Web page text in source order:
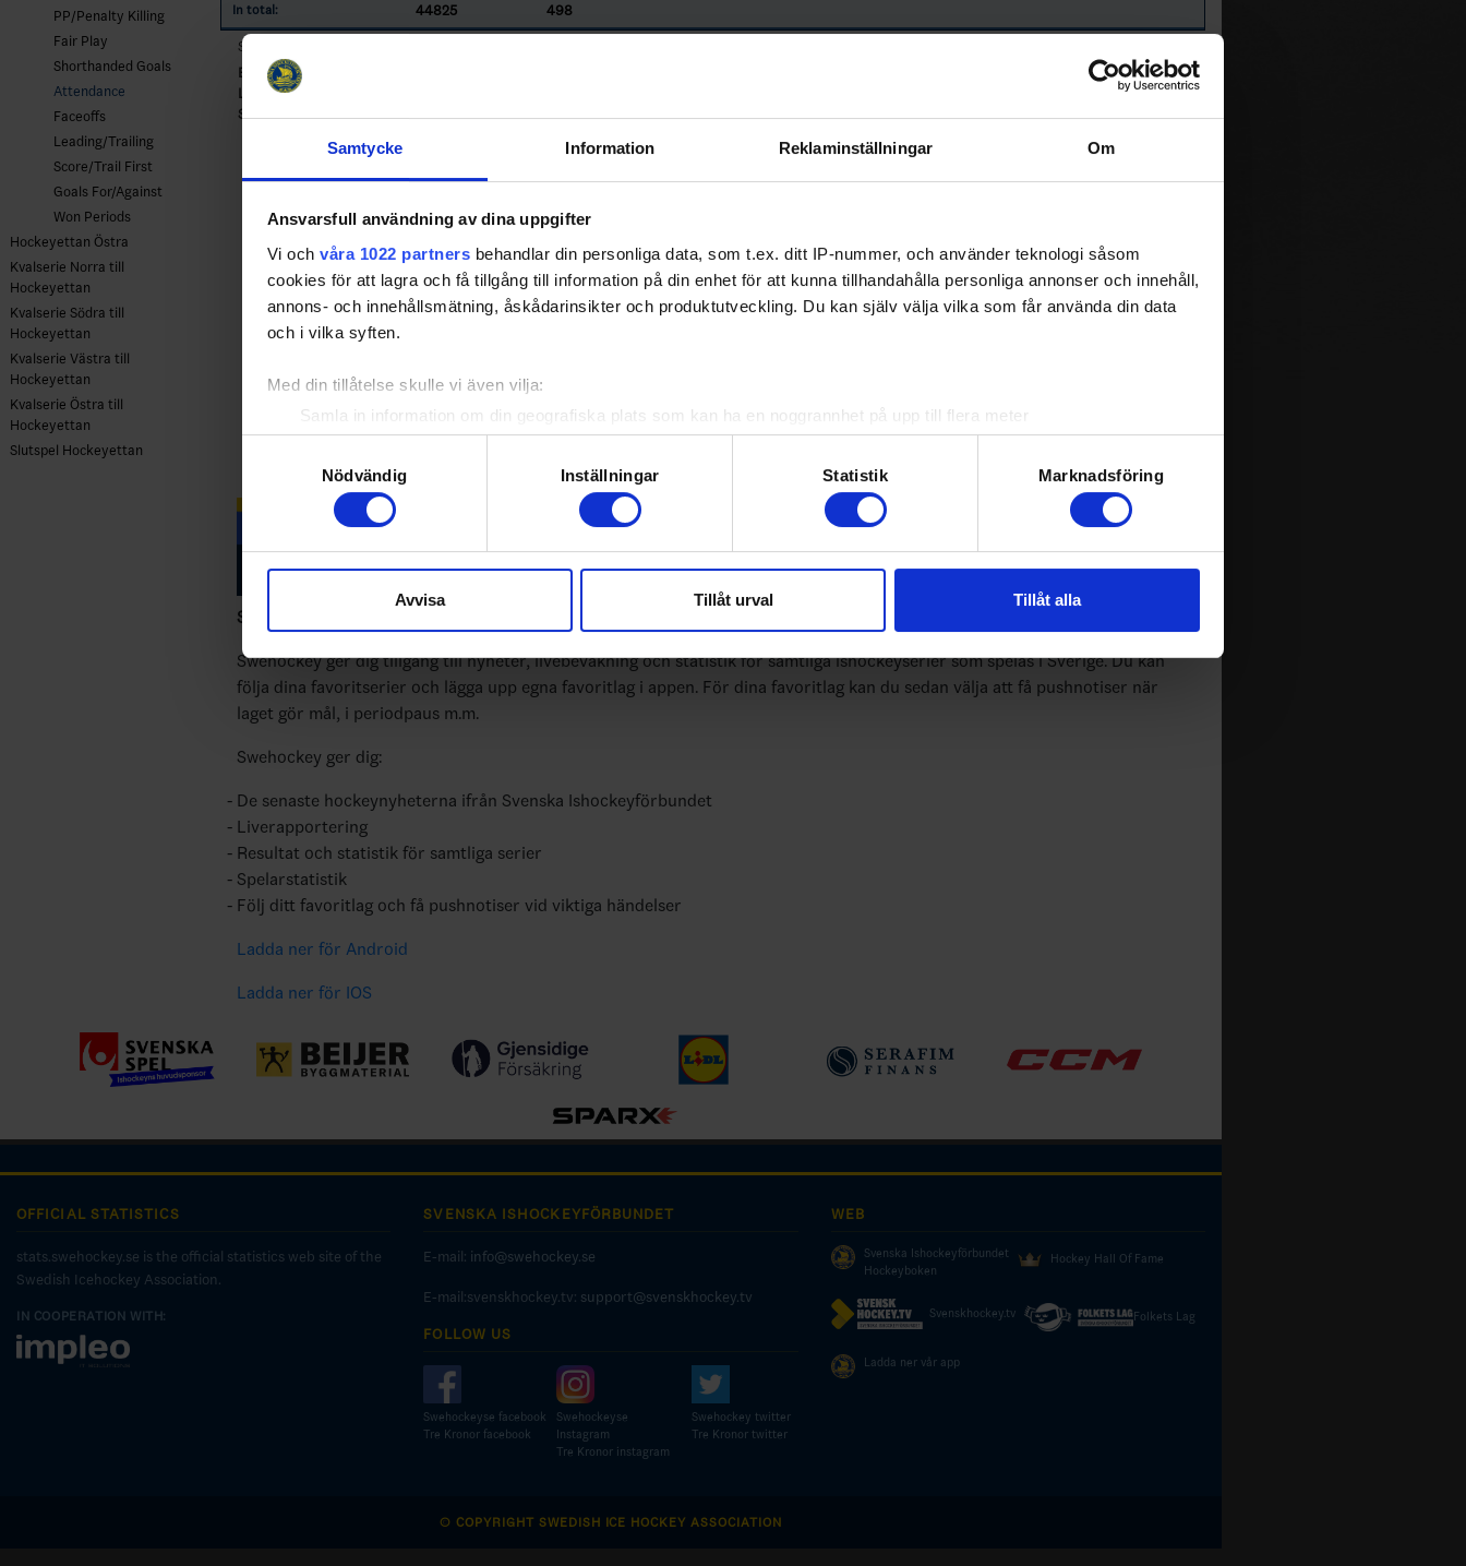
Samtycke Information Reklaminställningar Om
Ansvarsfull användning av dina uppgifter
Vi och våra 1022 partners behandlar din personliga data, som t.ex. ditt IP-nummer, och använder teknologi såsom
cookies för att lagra och få tillgång till information på din enhet för att kunna tillhandahålla personliga annonser och innehåll,
annons- och innehållsmätning, åskådarinsikter och produktutveckling. Du kan själv välja vilka som får använda din data
och i vilka syften.
Med din tillåtelse skulle vi även vilja:
Samla in information om din geografiska plats som kan ha en noggrannhet på upp till flera meter
Identifiera din enhet genom att aktivt skanna den för specifika kännetecken (fingeravtryck)
Ta reda på mer om hur dina personliga uppgifter behandlas och ställ in dina preferenser i
detaljsektionen. Du kan ändra
eller dra tillbaka ditt samtycke när som helst från cookie-förklaringen.
Vi använder enhetsidentifierare för att anpassa innehållet och annonserna till användarna, tillhandahålla funktioner för
sociala medier och analysera vår trafik. Vi vidarebefordrar även sådana identifierare och annan information från din enhet
till de sociala medier och annons- och analysföretag som vi samarbetar med. Dessa kan i sin tur kombinera informationen
med annan information som du har tillhandahållit eller som de har samlat in när du har använt deras tjänster.
Nödvändig
Inställningar Statistik Marknadsföring
Avvisa Tillåt urval Tillåt alla
PP/Penalty Killing
Fair Play
Shorthanded Goals
Attendance
Faceoffs
Leading/Trailing
Score/Trail First
Goals For/Against
Won Periods
Hockeyettan Östra
Kvalserie Norra till
Hockeyettan
Kvalserie Södra till
Hockeyettan
Kvalserie Västra till
Hockeyettan
Kvalserie Östra till
Hockeyettan
Slutspel Hockeyettan
In total: 44825 498
Sorted by higher
BOR
- Borlänge HF
LIN
- Lindlövens IF
SUR
Swehockey – Svenska Ishockeyförbundets officiella app
Swehockey ger dig tillgång till nyheter, livebevakning och statistik för samtliga ishockeyserier som spelas i Sverige. Du kan
följa dina favoritserier och lägga upp egna favoritlag i appen. För dina favoritlag kan du sedan välja att få pushnotiser när
laget gör mål, i periodpaus m.m.
Swehockey ger dig:
De senaste hockeynyheterna ifrån Svenska Ishockeyförbundet
Liverapportering
Resultat och statistik för samtliga serier
Spelarstatistik
Följ ditt favoritlag och få pushnotiser vid viktiga händelser
Ladda ner för Android
Ladda ner för IOS
OFFICIAL STATISTICS
stats.swehockey.se is the official statistics web site of the
Swedish Icehockey Association.
IN COOPERATION WITH:
SVENSKA ISHOCKEYFÖRBUNDET
E-mail: info@swehockey.se
E-mail:svenskhockey.tv: support@svenskhockey.tv
FOLLOW US
Swehockeyse facebook
Tre Kronor facebook
Swehockeyse
Instagram
Tre Kronor instagram
Swehockey twitter
Tre Kronor twitter
WEB
Svenska Ishockeyförbundet
Hockeyboken
Hockey Hall Of Fame
Svenskhockey.tv Folkets Lag
Ladda ner vår app
© COPYRIGHT SWEDISH ICE HOCKEY ASSOCIATION